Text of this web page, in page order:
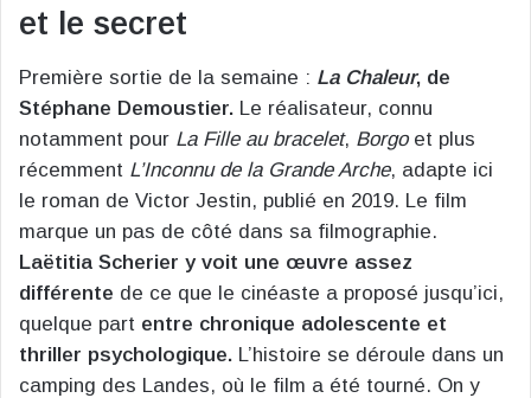
et le secret
Première sortie de la semaine : La Chaleur, de
Stéphane Demoustier. Le réalisateur, connu
notamment pour La Fille au bracelet, Borgoet plus
récemment L’Inconnu de la Grande Arche, adapte ici
le roman de Victor Jestin, publié en 2019. Le film
marque un pas de côté dans sa filmographie.
Laëtitia Scherier y voit une œuvre assez
différente de ce que le cinéaste a proposé jusqu’ici,
quelque part entre chronique adolescente et
thriller psychologique. L’histoire se déroule dans un
camping des Landes, où le film a été tourné. On y